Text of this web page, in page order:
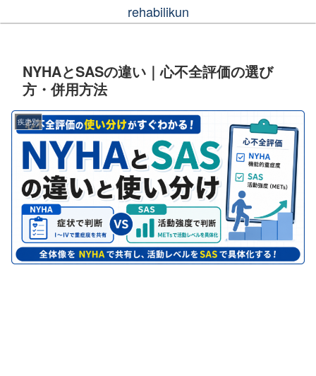
rehabilikun
NYHAとSASの違い｜心不全評価の選び
方・併用方法
疾患別